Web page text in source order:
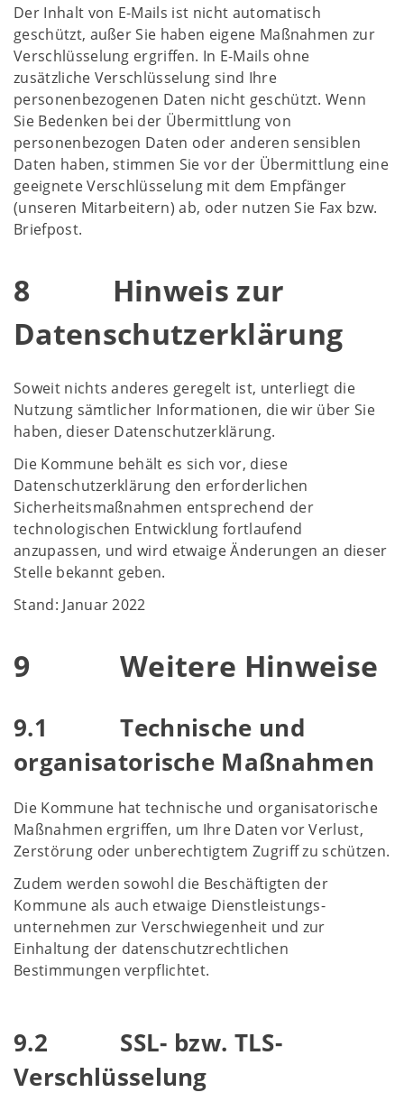
Der Inhalt von E-Mails ist nicht automatisch
geschützt, außer Sie haben eigene Maßnahmen zur
Verschlüsselung ergriffen. In E-Mails ohne
zusätzliche Verschlüsselung sind Ihre
personenbezogenen Daten nicht geschützt. Wenn
Sie Bedenken bei der Übermittlung von
personenbezogen Daten oder anderen sensiblen
Daten haben, stimmen Sie vor der Übermittlung eine
geeignete Verschlüsselung mit dem Empfänger
(unseren Mitarbeitern) ab, oder nutzen Sie Fax bzw.
Briefpost.
8 Hinweis zur
Datenschutzerklärung
Soweit nichts anderes geregelt ist, unterliegt die
Nutzung sämtlicher Informationen, die wir über Sie
haben, dieser Datenschutzerklärung.
Die Kommune behält es sich vor, diese
Datenschutzerklärung den erforderlichen
Sicherheitsmaßnahmen entsprechend der
technologischen Entwicklung fortlaufend
anzupassen, und wird etwaige Änderungen an dieser
Stelle bekannt geben.
Stand: Januar 2022
9 Weitere Hinweise
9.1 Technische und
organisatorische Maßnahmen
Die Kommune hat technische und organisatorische
Maßnahmen ergriffen, um Ihre Daten vor Verlust,
Zerstörung oder unberechtigtem Zugriff zu schützen.
Zudem werden sowohl die Beschäftigten der
Kommune als auch etwaige Dienstleistungs-
unternehmen zur Verschwiegenheit und zur
Einhaltung der datenschutzrechtlichen
Bestimmungen verpflichtet.
9.2 SSL- bzw. TLS-
Verschlüsselung